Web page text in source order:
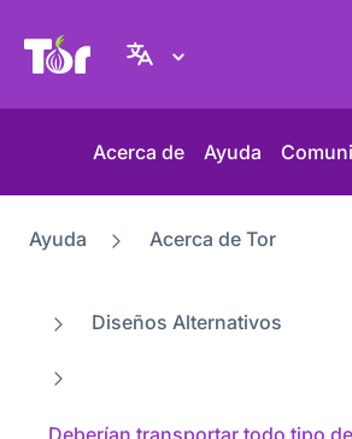
Web del Proyecto Tor
Acerca de Ayuda
Ayuda Acerca de Tor
Diseños Alternativos
Deberían transportar todo tipo de